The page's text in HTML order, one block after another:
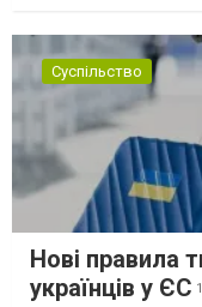
Суспільство
Нові правила
українців у ЄС